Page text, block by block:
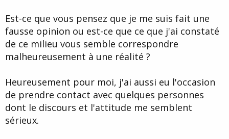
Est-ce que vous pensez que je me suis fait une
fausse opinion ou est-ce que ce que j'ai constaté
de ce milieu vous semble correspondre
malheureusement à une réalité ?
Heureusement pour moi, j'ai aussi eu l'occasion
de prendre contact avec quelques personnes
dont le discours et l'attitude me semblent
sérieux.